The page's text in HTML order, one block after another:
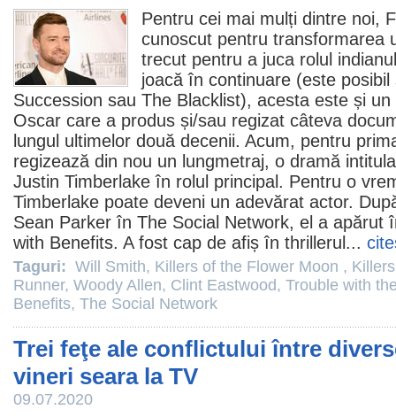
Pentru cei mai mulți dintre noi,
cunoscut pentru transformarea
trecut pentru a juca rolul
joacă în continuare (este
Succession sau The Blacklist), acesta este și
Oscar care a produs și/sau regizat câteva
lungul ultimelor două decenii. Acum, pentru
regizează din nou un lungmetraj, o dramă
Justin Timberlake în rolul principal. Pentru o
Timberlake poate deveni un adevărat actor.
Sean Parker în The Social Network, el a apărut
with Benefits. A fost cap de afiș în thrillerul...
Taguri: Will Smith, Killers of the Flower Moon , Killers
Runner, Woody Allen, Clint Eastwood, Trouble with
Benefits, The Social Network
Trei feţe ale conflictului între
vineri seara la TV
09.07.2020